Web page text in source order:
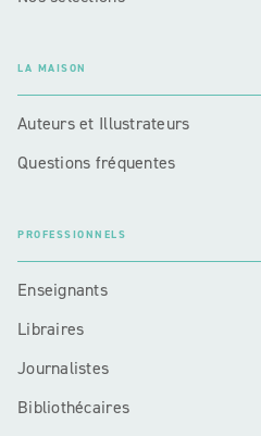
LA MAISON
Auteurs et Illustrateurs
Questions fréquentes
PROFESSIONNELS
Enseignants
Libraires
Journalistes
Bibliothécaires